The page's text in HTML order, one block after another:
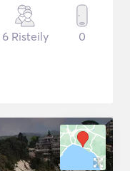
6 Risteily 0